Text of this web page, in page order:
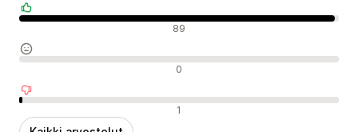
Positiiviset arvostelut 89
Neutraalit arvostelut 0
Negatiiviset arvostelut 1